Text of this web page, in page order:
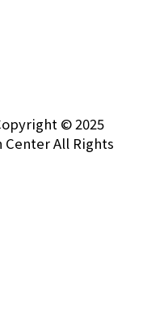
© 2025
Center All Rights